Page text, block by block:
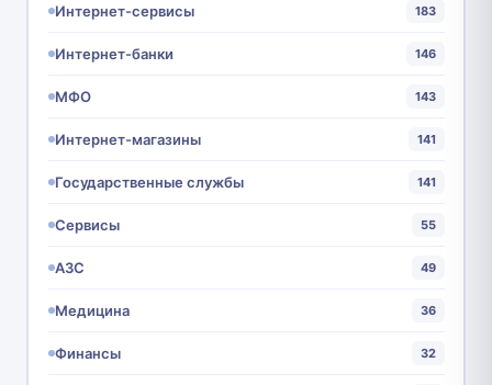
Интернет-сервисы 183
Интернет-банки 146
МФО 143
Интернет-магазины 141
Государственные службы 141
Сервисы 55
АЗС 49
Медицина 36
Финансы 32